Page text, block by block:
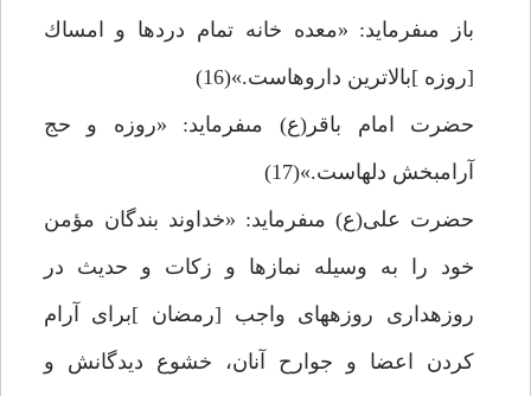
باز مى‏فرمايد: «معده خانه تمام دردها و امساك
[روزه ]بالاترين داروهاست.»(16)
حضرت امام باقر(ع) مى‏فرمايد: «روزه و حج
آرام‏بخش دلهاست.»(17)
حضرت على(ع) مى‏فرمايد: «خداوند بندگان مؤمن
خود را به وسيله نمازها و زكات و حديث در
روزه‏دارى روزه‏هاى واجب [رمضان ]براى آرام
كردن اعضا و جوارح آنان، خشوع ديدگانش و